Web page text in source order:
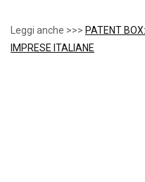
Leggi anche >>> PATENT
IMPRESE ITALIANE